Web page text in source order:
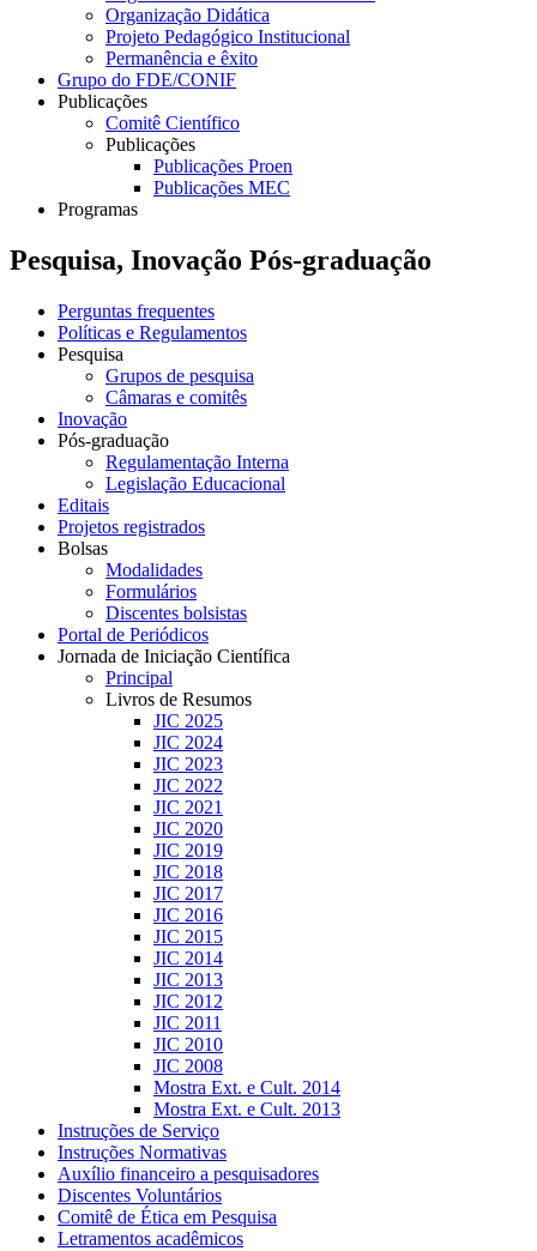
Organização Didática
Projeto Pedagógico Institucional
Permanência e êxito
Grupo do FDE/CONIF
Publicações
Comitê Científico
Publicações
Publicações Proen
Publicações MEC
Programas
Pesquisa, Inovação Pós-graduação
Perguntas frequentes
Políticas e Regulamentos
Pesquisa
Grupos de pesquisa
Câmaras e comitês
Inovação
Pós-graduação
Regulamentação Interna
Legislação Educacional
Editais
Projetos registrados
Bolsas
Modalidades
Formulários
Discentes bolsistas
Portal de Periódicos
Jornada de Iniciação Científica
Principal
Livros de Resumos
JIC 2025
JIC 2024
JIC 2023
JIC 2022
JIC 2021
JIC 2020
JIC 2019
JIC 2018
JIC 2017
JIC 2016
JIC 2015
JIC 2014
JIC 2013
JIC 2012
JIC 2011
JIC 2010
JIC 2008
Mostra Ext. e Cult. 2014
Mostra Ext. e Cult. 2013
Instruções de Serviço
Instruções Normativas
Auxílio financeiro a pesquisadores
Discentes Voluntários
Comitê de Ética em Pesquisa
Letramentos acadêmicos